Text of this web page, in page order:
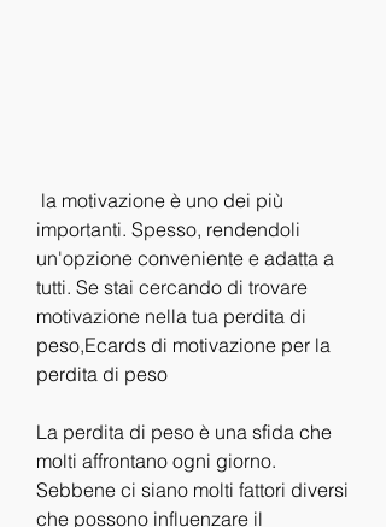
importanti. Spesso, rendendoli
un'opzione conveniente e adatta a
tutti. Se stai cercando di trovare
motivazione nella tua perdita di
peso,Ecards di motivazione per la
perdita di peso
La perdita di peso è una sfida che
molti affrontano ogni giorno.
Sebbene ci siano molti fattori diversi
che possono influenzare il